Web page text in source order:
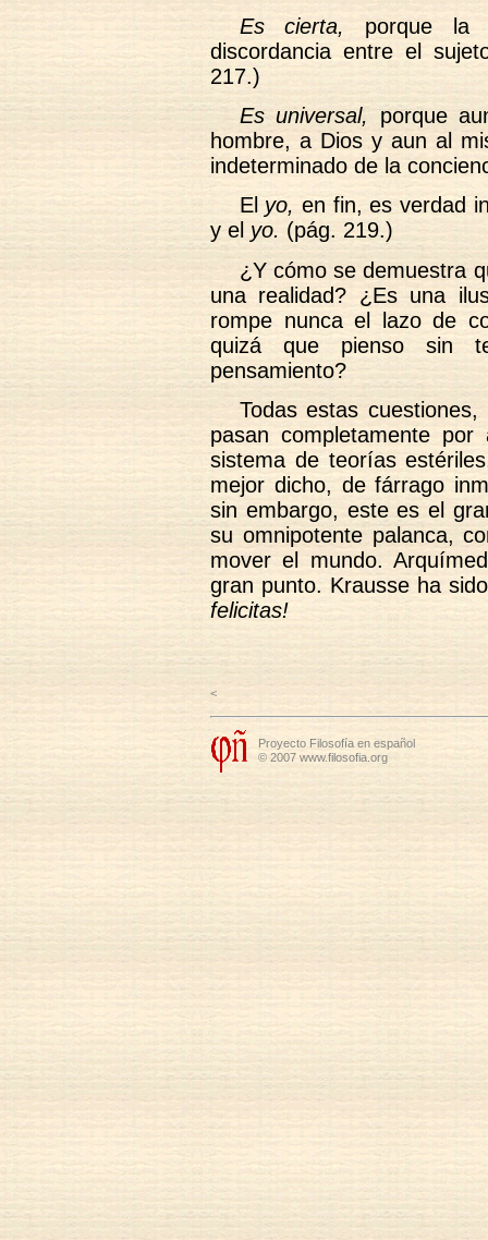
Es cierta,
porque la
discordancia entre el
217.)
Es universal, porque
hombre, a Dios y aun al
indeterminado de la
El yo, en fin, es verdad
y el yo. (pág. 219.)
¿Y cómo se demuestra
una realidad? ¿Es una
rompe nunca el lazo de
quizá que pienso sin
pensamiento?
Todas estas
pasan completamente
sistema de teorías
mejor dicho, de fárrago
sin embargo, este es el
su omnipotente palanca,
mover el mundo.
gran punto. Krausse ha
felicitas!
<
Proyecto Filosofía en español
© 2007 www.filosofia.org